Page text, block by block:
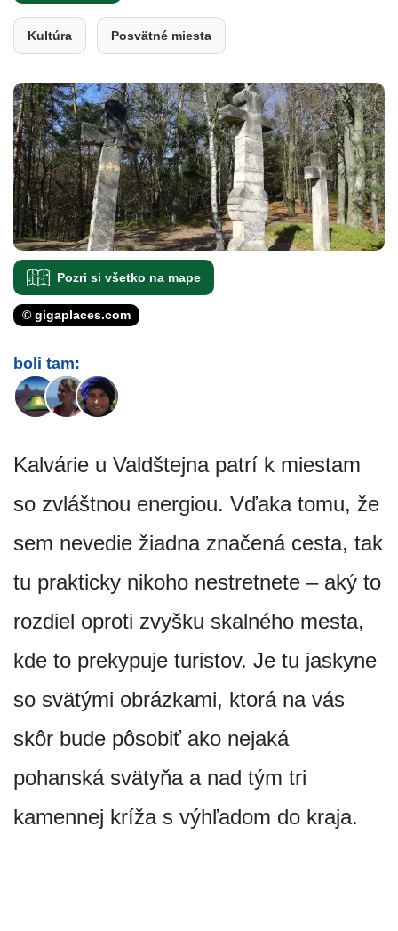
Kultúra Posvätné miesta
Pozri si všetko na mape
© gigaplaces.com
boli tam:
Kalvárie u Valdštejna patrí k miestam
so zvláštnou energiou. Vďaka tomu, že
sem nevedie žiadna značená cesta, tak
tu prakticky nikoho nestretnete – aký to
rozdiel oproti zvyšku skalného mesta,
kde to prekypuje turistov. Je tu jaskyne
so svätými obrázkami, ktorá na vás
skôr bude pôsobiť ako nejaká
pohanská svätyňa a nad tým tri
kamennej kríža s výhľadom do kraja.